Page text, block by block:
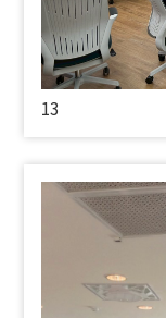
13